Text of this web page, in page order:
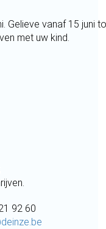
Gelieve vanaf 15 juni
met uw kind.
92 60